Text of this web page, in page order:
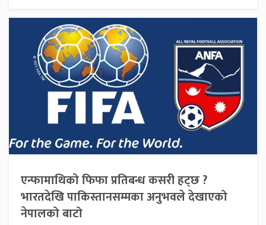
एन्फामाथिको फिफा प्रतिबन्ध कसरी हट्छ ?
भारतदेखि पाकिस्तानसम्मका अनुभवले देखाएको
नेपालको बाटो